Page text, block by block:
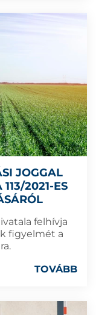
JOGGAL
2021-ES
felhívja
figyelmét a
TOVÁBB